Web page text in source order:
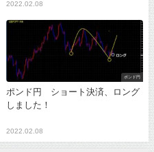
2022.02.08
ポンド円
ポンド円 ショート決済、ロング
しました！
2022.02.08